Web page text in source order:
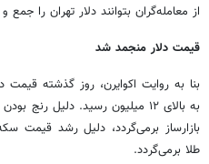
از معامله‌گران بتوانند دلار تهران را جمع
قیمت دلار منجمد شد
بنا به روایت اکوایرن، روز گذشته قیمت
به بالای ۱۲ میلیون رسید. دلیل
بازارساز برمی‌گردد، دلیل رشد قیمت
طلا برمی‌گردد.